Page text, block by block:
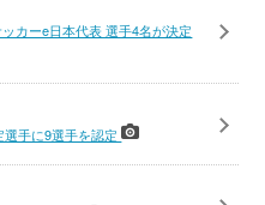
カーe日本代表 選手4名が決定
選手に9選手を認定